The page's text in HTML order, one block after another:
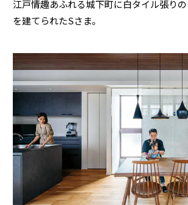
売る
住まいの売却
これから住まいをご検討
多彩な動画やこだわりが詰まった建築実例、注
まいづくりを楽しく学べるデジタルラウンジで
ホームラウンジ 新築・戸建て
土地活用の基礎から長期安定経営を目指すオー
に役立つ多彩な情報を幅広くお届けします。
これからリフォームをご検
ームの具体策とアイデアを豊富にご用意してい
ホームラウンジ リフォーム
すべてのフィールドに新しい価値をデザインし
のまちづくりを実現していきます。
ミサワゼネラルソリューション
ミサワホームオーナーさま・リフォーム工事ご
ームを結ぶコミュニケーションサイト。お得・
ツや、ミサワホームからの大切なお知らせなど
ミサワオーナーズクラブ
採用情報
新卒者採用
中途採用
障がい者採用
ウエルネス事業
江戸情趣あふれる城下町に白タイル張り
を建てられたSさま。